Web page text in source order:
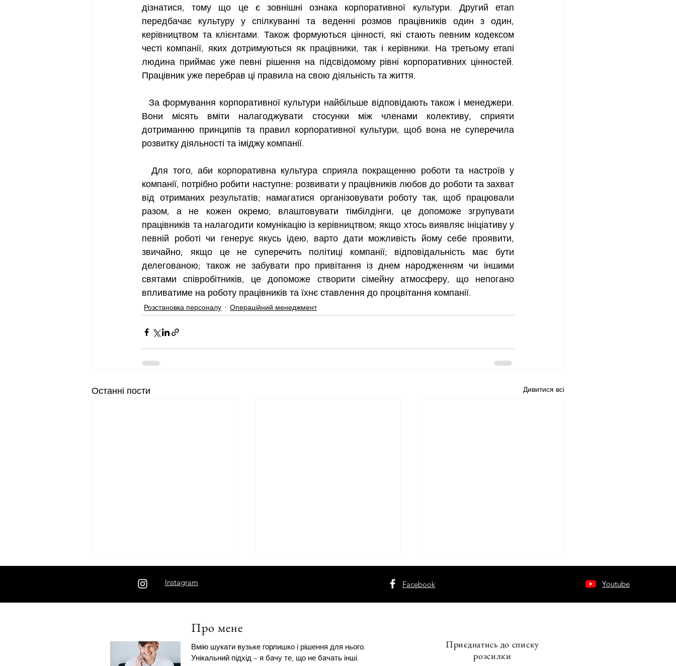
дізнатися, тому що це є зовнішні ознака корпоративної культури. Другий етап
передбачає культуру у спілкуванні та веденні розмов працівників один з один,
керівництвом та клієнтами. Також формуються цінності, які стають певним кодексом
честі компанії, яких дотримуються як працівники, так і керівники. На третьому етапі
людина приймає уже певні рішення на підсвідомому рівні корпоративних цінностей.
Працівник уже перебрав ці правила на свою діяльність та життя.
Вони місять вміти налагоджувати стосунки між членами колективу, сприяти
дотриманню принципів та правил корпоративної культури, щоб вона не суперечила
розвитку діяльності та іміджу компанії.
компанії, потрібно робити наступне: розвивати у працівників любов до роботи та захват
від отриманих результатів; намагатися організовувати роботу так, щоб працювали
разом, а не кожен окремо; влаштовувати тімбілдінги, це допоможе згрупувати
працівників та налагодити комунікацію із керівництвом; якщо хтось виявляє ініціативу у
певній роботі чи генерує якусь ідею, варто дати можливість йому себе проявити,
звичайно, якщо це не суперечить політиці компанії; відповідальність має бути
делегованою; також не забувати про привітання із днем народженням чи іншими
святами співробітників, це допоможе створити сімейну атмосферу, що непогано
впливатиме на роботу працівників та їхнє ставлення до процвітання компанії.
Розстановка персоналу Операційний менеджмент
Останні пости Дивитися всі
Не читайте думки — ставте
Психотипи Стіва Джобса на
Архетипи Стіва Джобса на
Instagram Facebook Youtube
Про мене
Вмію шукати вузьке горлишко і рішення для нього.
Унікальний підхід – я бачу те, що не бачать інші.
Приєднатись до списку
розсилки